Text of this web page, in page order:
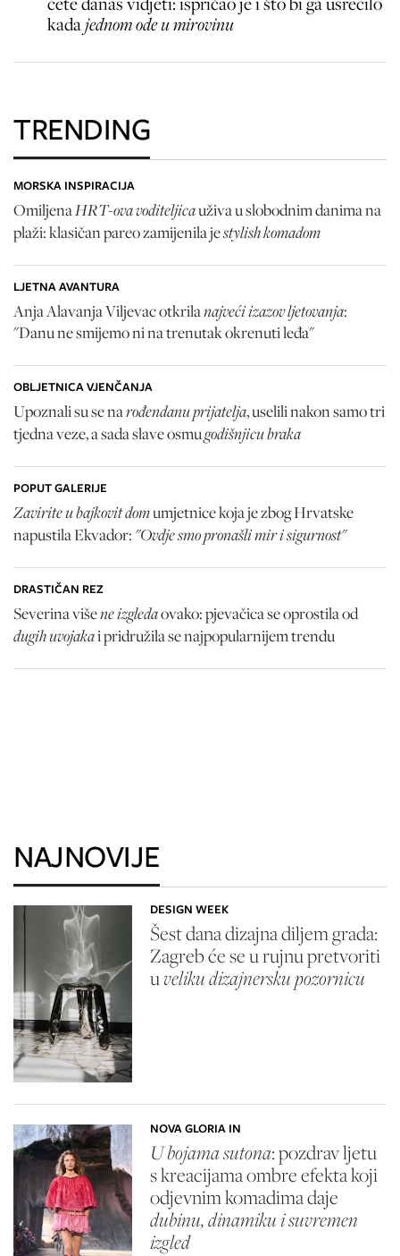
kadajednom ode u mirovinu
TRENDING
MORSKA INSPIRACIJA
Omiljena HRT-ova voditeljicauživa u slobodnim danima na
plaži: klasičan pareo zamijenila jestylish komadom
LJETNA AVANTURA
Anja Alavanja Viljevac otkrilanajveći izazov ljetovanja:
"Danu ne smijemo ni na trenutak okrenuti leđa"
OBLJETNICA VJENČANJA
Upoznali su se narođendanu prijatelja, uselili nakon samo tri
tjedna veze, a sada slave osmugodišnjicu braka
POPUT GALERIJE
Zavirite u bajkovit domumjetnice koja je zbog Hrvatske
napustila Ekvador: "Ovdje smo pronašli mir i sigurnost"
DRASTIČAN REZ
Severina višene izgledaovako: pjevačica se oprostila od
dugih uvojakai pridružila se najpopularnijem trendu
NAJNOVIJE
DESIGN WEEK
Šest dana dizajna diljem grada:
Zagreb će se u rujnu pretvoriti
uveliku dizajnersku pozornicu
NOVA GLORIA IN
U bojama sutona: pozdrav ljetu
s kreacijama ombre efekta koji
odjevnim komadima daje
dubinu, dinamiku i suvremen
izgled